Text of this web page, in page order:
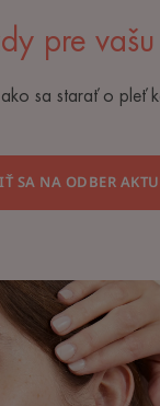
pre
sa starať o pleť
SA NA ODBER